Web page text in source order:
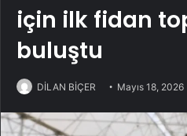
için ilk fidan
buluştu
DİLAN BİÇER Mayıs 18, 2026